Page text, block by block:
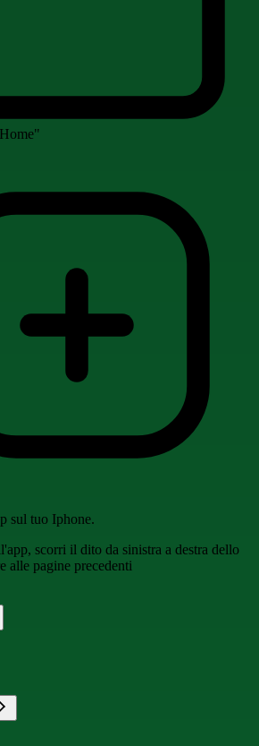
sul tuo Iphone.
scorri il dito da sinistra a destra dello
alle pagine precedenti